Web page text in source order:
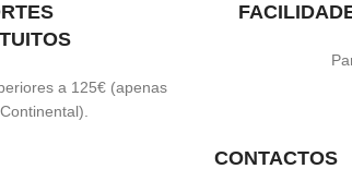
a 125€ (apenas
CONTACTOS